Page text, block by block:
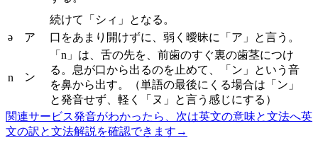
続けて「シィ」となる。
ə
ア 口をあまり開けずに、弱く曖昧に「ア」と言う。
n ン
「n」は、舌の先を、前歯のすぐ裏の歯茎につけ
る。息が口から出るのを止めて、「ン」という音
を鼻から出す。（単語の最後にくる場合は「ン」
と発音せず、軽く「ヌ」と言う感じにする）
関連サービス発音がわかったら、次は英文の意味と文法へ英
文の訳と文法解説を確認できます →